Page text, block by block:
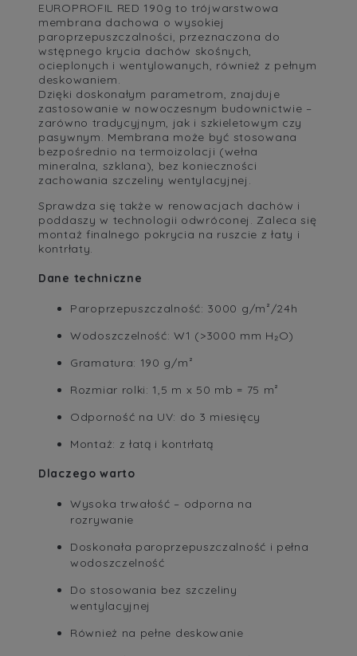
EUROPROFIL RED 190g to trójwarstwowa
membrana dachowa o wysokiej
paroprzepuszczalności, przeznaczona do
wstępnego krycia dachów skośnych,
ocieplonych i wentylowanych, również z pełnym
deskowaniem.
Dzięki doskonałym parametrom, znajduje
zastosowanie w nowoczesnym budownictwie –
zarówno tradycyjnym, jak i szkieletowym czy
pasywnym. Membrana może być stosowana
bezpośrednio na termoizolacji (wełna
mineralna, szklana), bez konieczności
zachowania szczeliny wentylacyjnej.
Sprawdza się także w renowacjach dachów i
poddaszy w technologii odwróconej. Zaleca się
montaż finalnego pokrycia na ruszcie z łaty i
kontrłaty.
Dane techniczne
Paroprzepuszczalność: 3000 g/m²/24h
Wodoszczelność: W1 (>3000 mm H₂O)
Gramatura: 190 g/m²
Rozmiar rolki: 1,5 m x 50 mb = 75 m²
Odporność na UV: do 3 miesięcy
Montaż: z łatą i kontrłatą
Dlaczego warto
Wysoka trwałość – odporna na
rozrywanie
Doskonała paroprzepuszczalność i pełna
wodoszczelność
Do stosowania bez szczeliny
wentylacyjnej
Również na pełne deskowanie